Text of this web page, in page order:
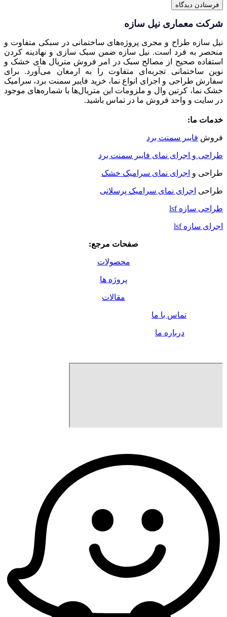
شرکت معماری نیل سازه
نیل سازه طراح و مجری پروژه‌های ساختمانی در سبکی متفاوت و
منحصر به فرد است. نیل سازه ضمن سبک سازی و نهادینه کردن
استفاده صحیح از مصالح سبک در امر فروش متریال های خشک و
نوین ساختمانی تجربه‌ای متفاوت را به ارمغان می‌آورد. برای
سفارش طراحی و اجرای انواع نما، خرید فایبر سمنت برد، سرامیک
خشک نما، کرتین وال و ملزومات این متریال‌ها با شماره‌های موجود
در سایت و واحد فروش ما در تماس باشید.
خدمات ما:
فروش فایبر سمنت برد
طراحی و اجرای نمای فایبر سمنت برد
طراحی و اجرای نمای سرامیک خشک
طراحی اجرای نمای سرامیک پرسلانی
طراحی سازه lsf
اجرای سازه lsf
صفحات مرجع:
محصولات
پروژه ها
مقالات
تماس با ما
درباره ما